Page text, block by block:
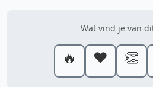
Wat vind je van
🔥 ❤️ 👏